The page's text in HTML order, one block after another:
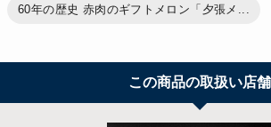
60年の歴史 赤肉のギフトメロン「夕張メ...
この商品の取扱い店舗